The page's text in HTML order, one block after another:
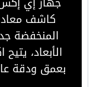
كاشف
المنخفضة
الأبعاد،
بعمق ودقة